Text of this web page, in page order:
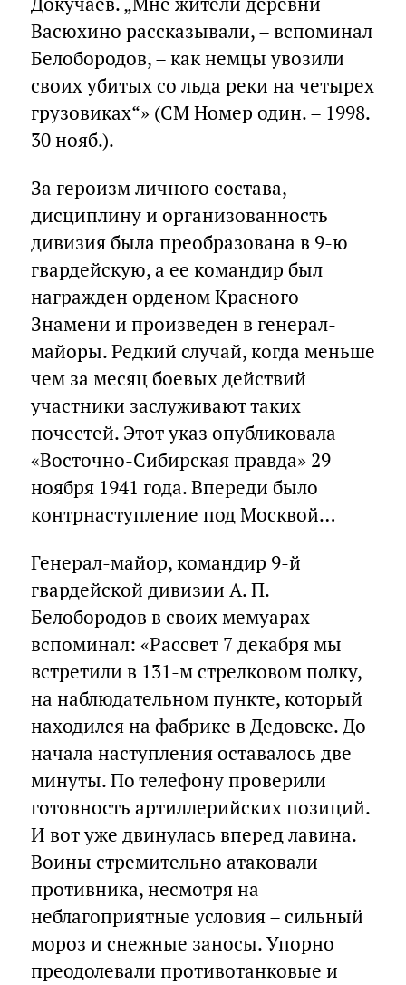
Васюхино рассказывали, – вспоминал
Белобородов, – как немцы увозили
своих убитых со льда реки на четырех
грузовиках“» (СМ Номер один. – 1998.
30 нояб.).
За героизм личного состава,
дисциплину и организованность
дивизия была преобразована в 9-ю
гвардейскую, а ее командир был
награжден орденом Красного
Знамени и произведен в генерал-
майоры. Редкий случай, когда меньше
чем за месяц боевых действий
участники заслуживают таких
почестей. Этот указ опубликовала
«Восточно-Сибирская правда» 29
ноября 1941 года. Впереди было
контрнаступление под Москвой…
Генерал-майор, командир 9-й
гвардейской дивизии А. П.
Белобородов в своих мемуарах
вспоминал: «Рассвет 7 декабря мы
встретили в 131-м стрелковом полку,
на наблюдательном пункте, который
находился на фабрике в Дедовске. До
начала наступления оставалось две
минуты. По телефону проверили
готовность артиллерийских позиций.
И вот уже двинулась вперед лавина.
Воины стремительно атаковали
противника, несмотря на
неблагоприятные условия – сильный
мороз и снежные заносы. Упорно
преодолевали противотанковые и